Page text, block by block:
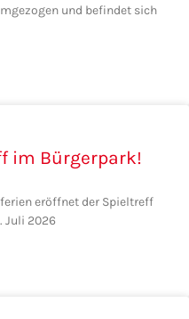
und befindet sich
im Bürgerpark!
eröffnet der Spieltreff
Juli 2026